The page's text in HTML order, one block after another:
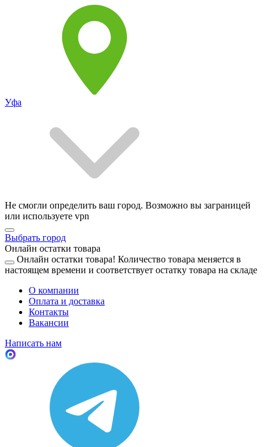
Уфа
Не смогли определить ваш город. Возможно вы заграницей
или используете vpn
Выбрать город
Онлайн остатки товара
Онлайн остатки товара! Количество товара меняется в
настоящем времени и соответствует остатку товара на складе
О компании
Оплата и доставка
Контакты
Вакансии
Написать нам